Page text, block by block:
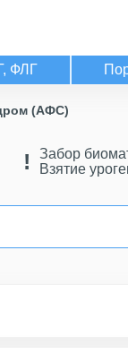
ФЛГ
(АФС)
Забор
Взятие